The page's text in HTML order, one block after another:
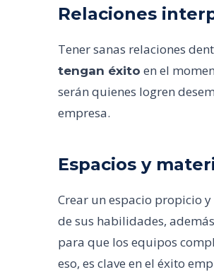
Relaciones
Tener sanas relaciones
tengan éxito en el
serán quienes logren
empresa.
Espacios y
Crear un espacio propicio
de sus habilidades,
para que los equipos
eso, es clave en el éxito